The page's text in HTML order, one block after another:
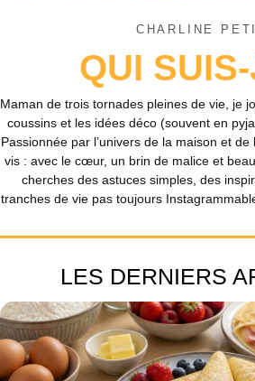
CHARLINE
QUI
Maman de trois tornades pleines de vie, je
coussins et les idées déco (souvent en
Passionnée par l’univers de la maison et de
vis : avec le cœur, un brin de malice et
cherches des astuces simples, des
tranches de vie pas toujours
LES DERNIERS